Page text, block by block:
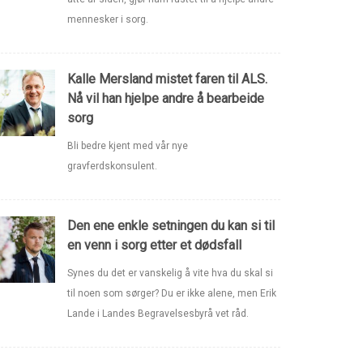
mennesker i sorg.
Kalle Mersland mistet faren til ALS.
Nå vil han hjelpe andre å bearbeide
sorg
Bli bedre kjent med vår nye
gravferdskonsulent.
Den ene enkle setningen du kan si til
en venn i sorg etter et dødsfall
Synes du det er vanskelig å vite hva du skal si
til noen som sørger? Du er ikke alene, men Erik
Lande i Landes Begravelsesbyrå vet råd.